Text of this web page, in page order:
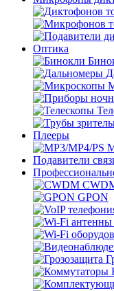
Оптика
Плееры
Подавители
GPON